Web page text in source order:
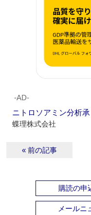
‐AD‐
ニトロソアミン分析
蝶理株式会社
« 前の記事
購読の申
メールニ